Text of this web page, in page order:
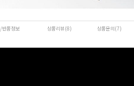
품정보 상품리뷰(8) 상품문의(7)